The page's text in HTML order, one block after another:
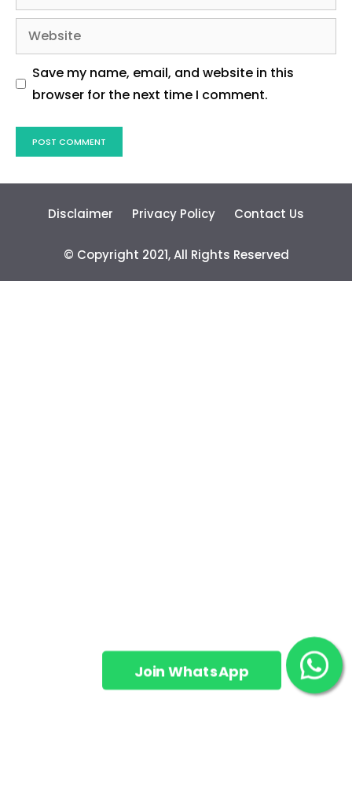
Website
Save my name, email, and website in this
browser for the next time I comment.
Join WhatsApp
Group!